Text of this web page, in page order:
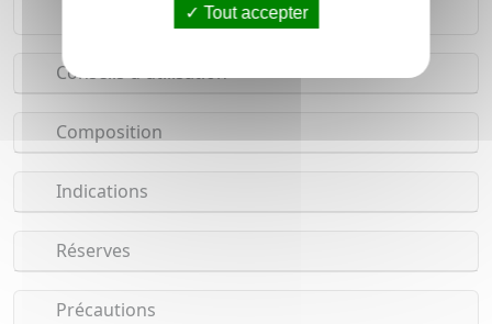
Conseils d'utilisation
Composition
Indications
Réserves
Précautions
Tout accepter